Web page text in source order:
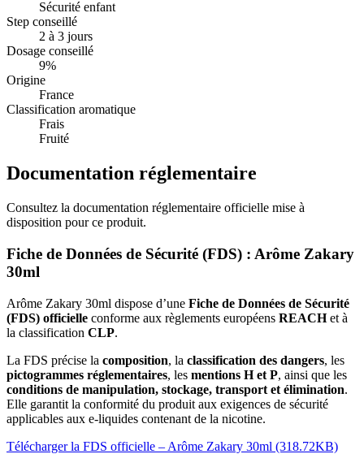
Sécurité enfant
Step conseillé
2 à 3 jours
Dosage conseillé
9%
Origine
France
Classification aromatique
Frais
Fruité
Documentation réglementaire
Consultez la documentation réglementaire officielle mise à
disposition pour ce produit.
Fiche de Données de Sécurité (FDS) : Arôme Zakary
30ml
Arôme Zakary 30ml dispose d’une Fiche de Données de Sécurité
(FDS) officielle conforme aux règlements européens REACHet à
la classification CLP.
La FDS précise la composition, la classification des dangers, les
pictogrammes réglementaires, les mentions H et P, ainsi que les
conditions de manipulation, stockage, transport et élimination.
Elle garantit la conformité du produit aux exigences de sécurité
applicables aux e-liquides contenant de la nicotine.
Télécharger la FDS officielle – Arôme Zakary 30ml (318.72KB)